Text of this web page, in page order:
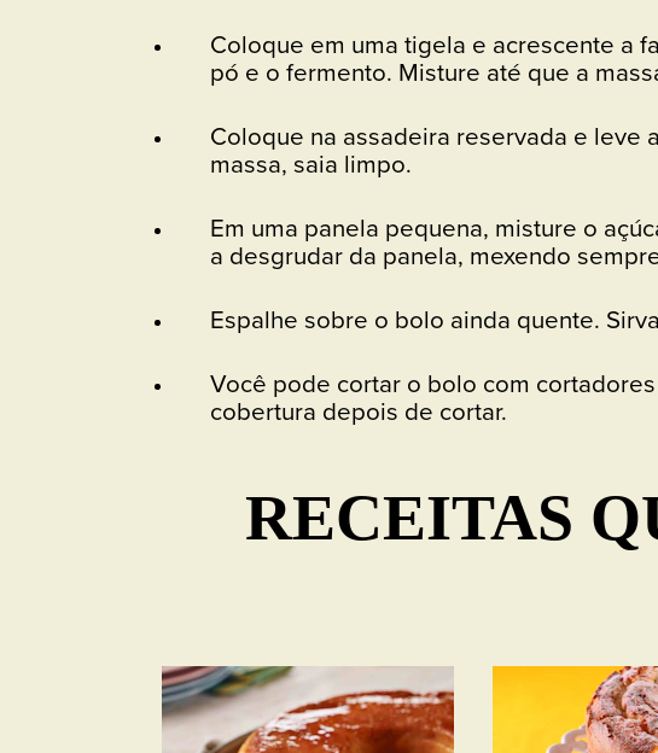
Coloque em uma tigela e acrescente a
pó e o fermento. Misture até que a
Coloque na assadeira reservada e
massa, saia limpo.
Em uma panela pequena, misture o
a desgrudar da panela, mexendo
Espalhe sobre o bolo ainda quente.
Você pode cortar o bolo com
cobertura depois de cortar.
RECEITAS